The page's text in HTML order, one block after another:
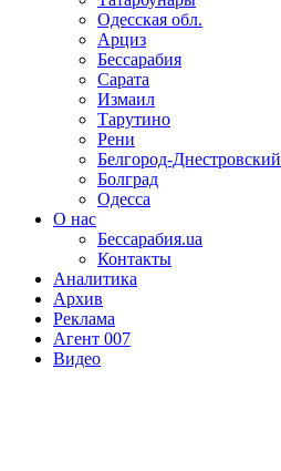
Одесская обл.
Арциз
Бессарабия
Сарата
Измаил
Тарутино
Рени
Белгород-Днестровский
Болград
Одесса
О нас
Бессарабия.ua
Контакты
Аналитика
Архив
Реклама
Агент 007
Видео